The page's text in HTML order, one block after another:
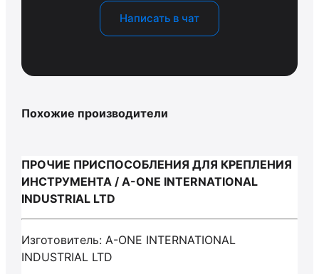
Написать в чат
Похожие производители
ПРОЧИЕ ПРИСПОСОБЛЕНИЯ ДЛЯ КРЕПЛЕНИЯ
ИНСТРУМЕНТА / A-ONE INTERNATIONAL
INDUSTRIAL LTD
Изготовитель: A-ONE INTERNATIONAL
INDUSTRIAL LTD